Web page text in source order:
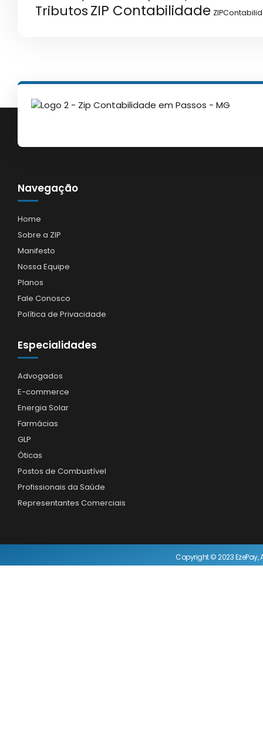
TributosZIP Contabilidade
Navegação
Home
Sobre a ZIP
Manifesto
Nossa Equipe
Planos
Fale Conosco
Política de Privacidade
Especialidades
Advogados
E-commerce
Energia Solar
Farmácias
GLP
Óticas
Postos de Combustível
Profissionais da Saúde
Representantes Comerciais
Copyright © 2023 EzePay,